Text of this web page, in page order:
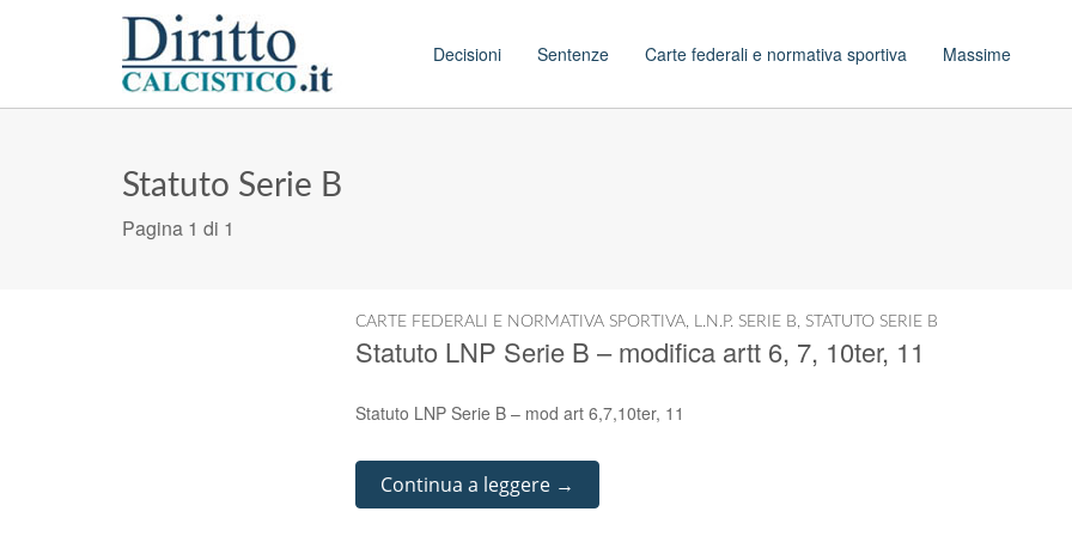
Main menu Decisioni Sentenze Carte federali e normativa sportiva Massime
Statuto Serie B
Pagina 1 di 1
CARTE FEDERALI E NORMATIVA SPORTIVA, L.N.P. SERIE B, STATUTO SERIE B
Statuto LNP Serie B – modifica artt 6, 7, 10ter, 11
Statuto LNP Serie B – mod art 6,7,10ter, 11
Continua a leggere →